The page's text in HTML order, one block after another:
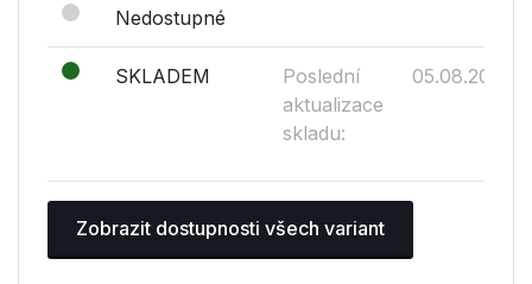
Nedostupné
SKLADEM
Poslední
aktualizace
skladu:
05.08.2026
Zobrazit dostupnosti všech variant